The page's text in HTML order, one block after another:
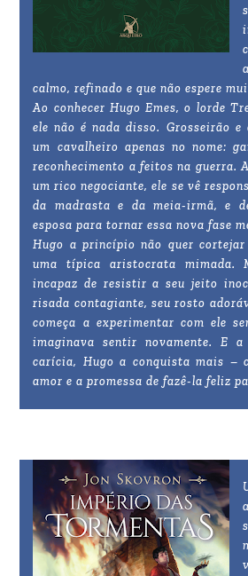
calmo, refinado e que não espere
Ao conhecer Hugo Emes, o lorde
ele não é nada disso. Grosseirão e
um cavalheiro apenas no nome:
reconhecimento a feitos na guerra.
um rico negociante, ele se vê
da madrasta e da meia-irmã, e
esposa para tornar essa nova fase
Hugo a princípio não quer
uma típica aristocrata mimada.
incapaz de resistir a seu jeito
risada contagiante, seu rosto
começa a experimentar com ele
imaginava sentir novamente. E
carícia, Hugo a conquista mais –
amor e a promessa de fazê-la feliz